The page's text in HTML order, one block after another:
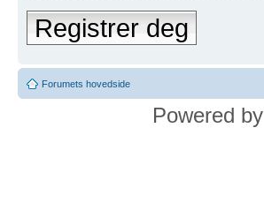
Registrer deg
Forumets hovedside
Powered by